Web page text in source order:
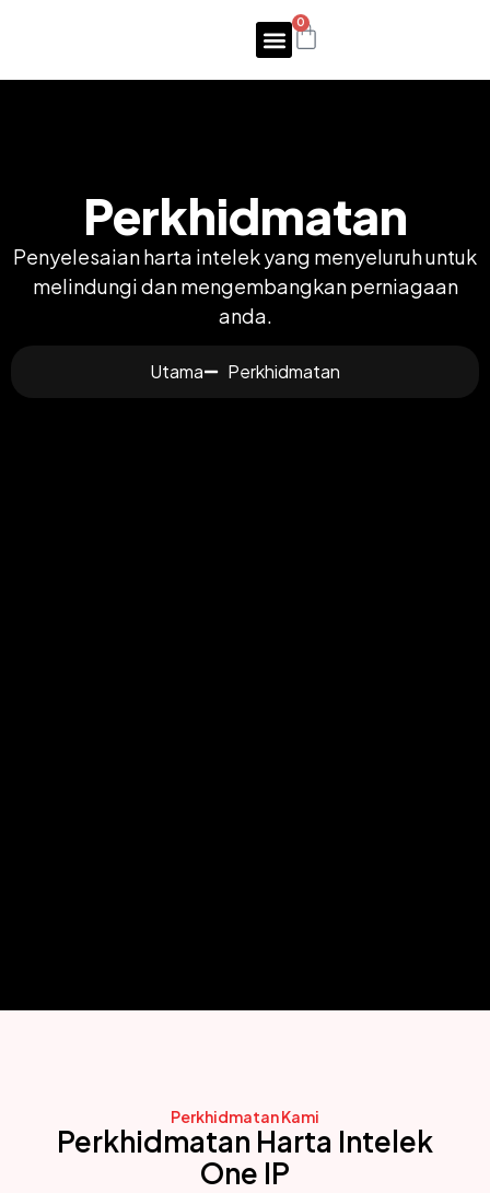
0
Perkhidmatan
Penyelesaian harta intelek yang menyeluruh untuk
melindungi dan mengembangkan perniagaan
anda.
Utama Perkhidmatan
Perkhidmatan Kami
Perkhidmatan Harta Intelek
One IP